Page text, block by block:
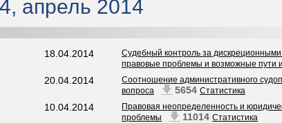
апрель 2014
18.04.2014
Судебный контроль за
правовые проблемы и возможные пути
20.04.2014
Соотношение административного
вопроса
5654 Статистика
10.04.2014
Правовая неопределенность и
проблемы
11014 Статистика